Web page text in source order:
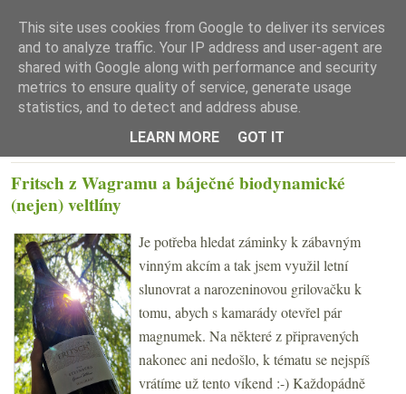
☰ Menu
Fritsch z Wagramu a báječné biodynamické
(nejen) veltlíny
Je potřeba hledat záminky k zábavným
vinným akcím a tak jsem využil letní
slunovrat a narozeninovou grilovačku k
tomu, abych s kamarády otevřel pár
magnumek. Na některé z připravených
nakonec ani nedošlo, k tématu se nejspíš
vrátíme už tento víkend :-) Každopádně
This site uses cookies from Google to deliver its services
and to analyze traffic. Your IP address and user-agent are
shared with Google along with performance and security
metrics to ensure quality of service, generate usage
statistics, and to detect and address abuse.
LEARN MORE
GOT IT